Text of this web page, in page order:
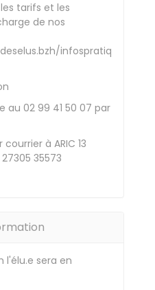
tarifs et les
de nos
infospratiq
au 02 99 41 50 07 par
à ARIC 13
35573
l'élu.e sera en